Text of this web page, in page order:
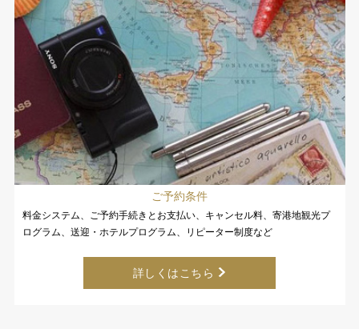
ご予約条件
料金システム、ご予約手続きとお支払い、キャンセル料、寄港地観光プ
ログラム、送迎・ホテルプログラム、リピーター制度など
詳しくはこちら